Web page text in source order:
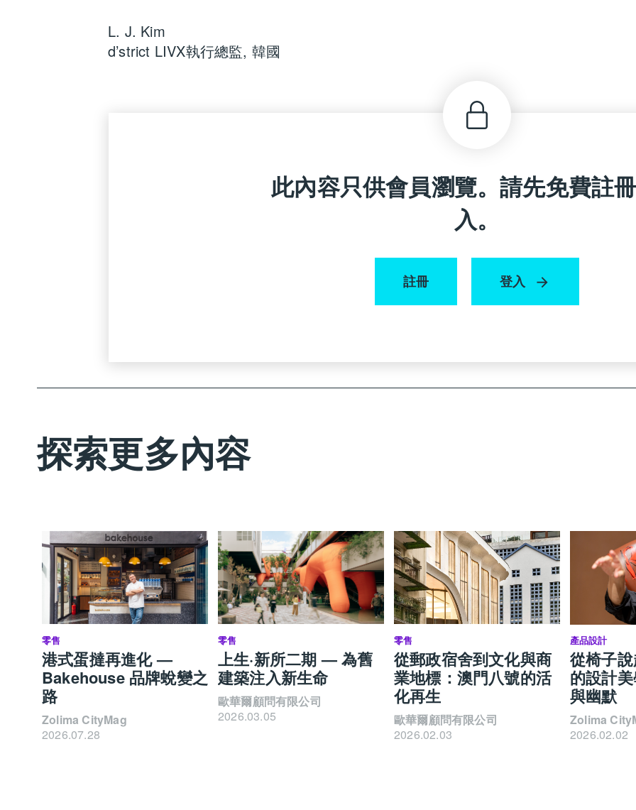
L. J. Kim
d’strict LIVX執行總監, 韓國
此內容只供會員瀏覽。請先免費註
入。
註冊 登入
探索更多內容
零售
港式蛋撻再進化 —
Bakehouse 品牌蛻變之
路
Zolima CityMag
2026.07.28
零售
上生·新所二期 — 為舊
建築注入新生命
歐華爾顧問有限公司
2026.03.05
零售
從郵政宿舍到文化與商
業地標：澳門八號的活
化再生
歐華爾顧問有限公司
2026.02.03
產品設計
從椅子
的設計
與幽默
Zolima
2026.02.02